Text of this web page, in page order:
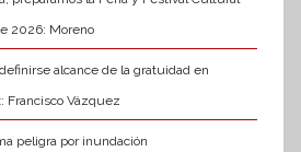
2026: Moreno
alcance de la gratuidad en
Francisco Vázquez
peligra por inundación